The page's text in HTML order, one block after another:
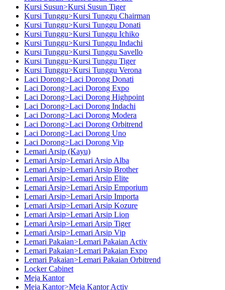
Kursi Susun>Kursi Susun Tiger
Kursi Tunggu>Kursi Tunggu Chairman
Kursi Tunggu>Kursi Tunggu Donati
Kursi Tunggu>Kursi Tunggu Ichiko
Kursi Tunggu>Kursi Tunggu Indachi
Kursi Tunggu>Kursi Tunggu Savello
Kursi Tunggu>Kursi Tunggu Tiger
Kursi Tunggu>Kursi Tunggu Verona
Laci Dorong>Laci Dorong Donati
Laci Dorong>Laci Dorong Expo
Laci Dorong>Laci Dorong Highpoint
Laci Dorong>Laci Dorong Indachi
Laci Dorong>Laci Dorong Modera
Laci Dorong>Laci Dorong Orbitrend
Laci Dorong>Laci Dorong Uno
Laci Dorong>Laci Dorong Vip
Lemari Arsip (Kayu)
Lemari Arsip>Lemari Arsip Alba
Lemari Arsip>Lemari Arsip Brother
Lemari Arsip>Lemari Arsip Elite
Lemari Arsip>Lemari Arsip Emporium
Lemari Arsip>Lemari Arsip Importa
Lemari Arsip>Lemari Arsip Kozure
Lemari Arsip>Lemari Arsip Lion
Lemari Arsip>Lemari Arsip Tiger
Lemari Arsip>Lemari Arsip Vip
Lemari Pakaian>Lemari Pakaian Activ
Lemari Pakaian>Lemari Pakaian Expo
Lemari Pakaian>Lemari Pakaian Orbitrend
Locker Cabinet
Meja Kantor
Meja Kantor>Meja Kantor Activ